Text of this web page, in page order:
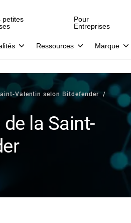
petites
Pour
Entreprises
Ressources Marque
Valentin selon Bitdefender
la Saint-